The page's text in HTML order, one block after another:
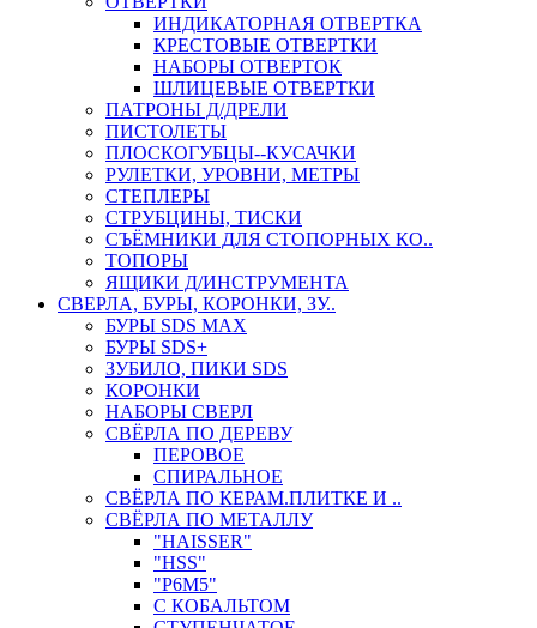
ИНДИКАТОРНАЯ ОТВЕРТКА
КРЕСТОВЫЕ ОТВЕРТКИ
НАБОРЫ ОТВЕРТОК
ШЛИЦЕВЫЕ ОТВЕРТКИ
ПАТРОНЫ Д/ДРЕЛИ
ПИСТОЛЕТЫ
ПЛОСКОГУБЦЫ--КУСАЧКИ
РУЛЕТКИ, УРОВНИ, МЕТРЫ
СТЕПЛЕРЫ
СТРУБЦИНЫ, ТИСКИ
СЪЁМНИКИ ДЛЯ СТОПОРНЫХ КО..
ТОПОРЫ
ЯЩИКИ Д/ИНСТРУМЕНТА
СВЕРЛА, БУРЫ, КОРОНКИ, ЗУ..
БУРЫ SDS MAX
БУРЫ SDS+
ЗУБИЛО, ПИКИ SDS
КОРОНКИ
НАБОРЫ СВЕРЛ
СВЁРЛА ПО ДЕРЕВУ
ПЕРОВОЕ
СПИРАЛЬНОЕ
СВЁРЛА ПО КЕРАМ.ПЛИТКЕ И ..
СВЁРЛА ПО МЕТАЛЛУ
"HAISSER"
"HSS"
"Р6М5"
С КОБАЛЬТОМ